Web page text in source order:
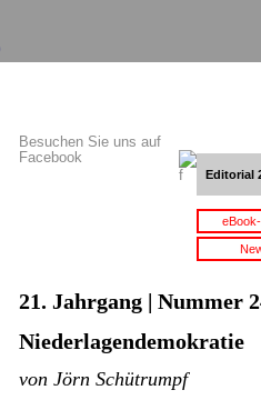
Besuchen Sie uns auf
Facebook
Editorial
21. Jahrgang | Nummer
Niederlagendemokratie
von Jörn Schütrumpf